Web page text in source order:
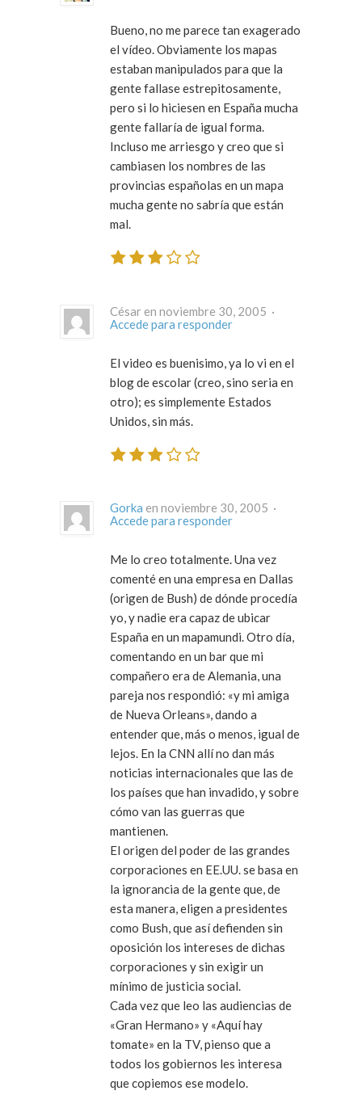
Bueno, no me parece tan exagerado
el vídeo. Obviamente los mapas
estaban manipulados para que la
gente fallase estrepitosamente,
pero si lo hiciesen en España mucha
gente fallaría de igual forma.
Incluso me arriesgo y creo que si
cambiasen los nombres de las
provincias españolas en un mapa
mucha gente no sabría que están
mal.
César en noviembre 30, 2005 ·
Accede para responder
El video es buenisimo, ya lo vi en el
blog de escolar (creo, sino seria en
otro); es simplemente Estados
Unidos, sin más.
Gorka
en noviembre 30, 2005 ·
Accede para responder
Me lo creo totalmente. Una vez
comenté en una empresa en Dallas
(origen de Bush) de dónde procedía
yo, y nadie era capaz de ubicar
España en un mapamundi. Otro día,
comentando en un bar que mi
compañero era de Alemania, una
pareja nos respondió: «y mi amiga
de Nueva Orleans», dando a
entender que, más o menos, igual de
lejos. En la CNN allí no dan más
noticias internacionales que las de
los países que han invadido, y sobre
cómo van las guerras que
mantienen.
El origen del poder de las grandes
corporaciones en EE.UU. se basa en
la ignorancia de la gente que, de
esta manera, eligen a presidentes
como Bush, que así defienden sin
oposición los intereses de dichas
corporaciones y sin exigir un
mínimo de justicia social.
Cada vez que leo las audiencias de
«Gran Hermano» y «Aquí hay
tomate» en la TV, pienso que a
todos los gobiernos les interesa
que copiemos ese modelo.